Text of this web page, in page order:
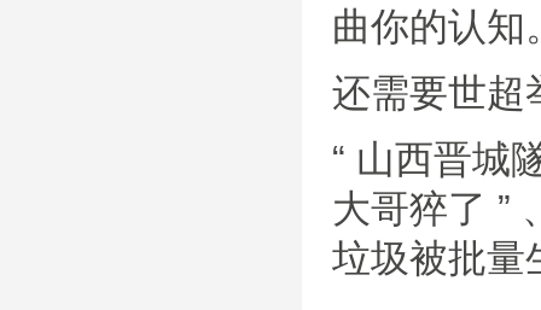
曲你的认知
还需要世超
“ 山西晋城
大哥猝了 ”
垃圾被批量